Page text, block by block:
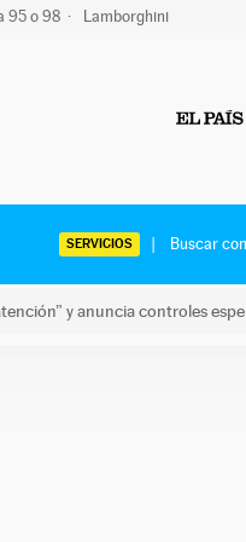
95 o 98 Lamborghini
SERVICIOS
y anuncia controles espe